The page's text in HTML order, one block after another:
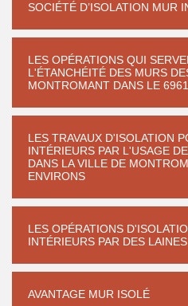
SOCIÉTÉ D’ISOLATION MUR
LES OPÉRATIONS QUI
L'ÉTANCHÉITÉ DES MURS
MONTROMANT DANS LE
LES TRAVAUX D'ISOLATION
INTÉRIEURS PAR L'USAGE
DANS LA VILLE DE
ENVIRONS
LES OPÉRATIONS
INTÉRIEURS PAR DES
AVANTAGE MUR ISOLÉ